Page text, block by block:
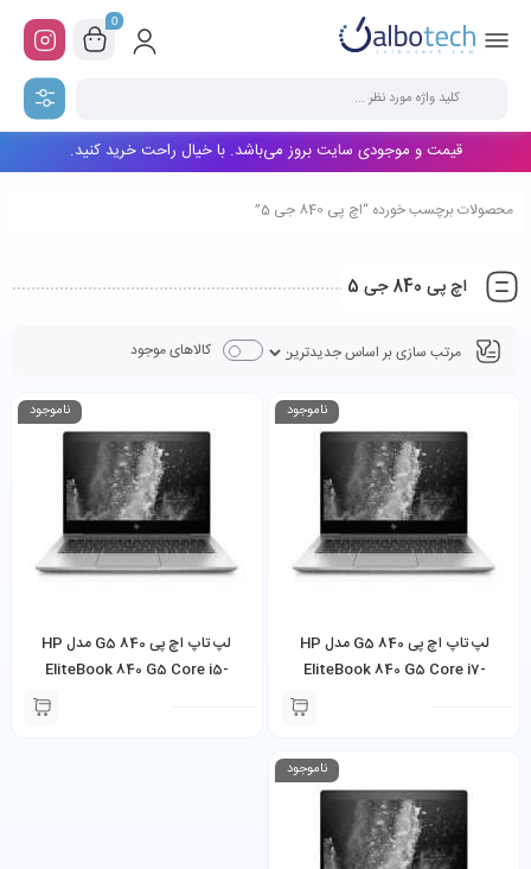
0
قیمت و موجودی سایت بروز می‌باشد. با خیال راحت خرید کنید.
محصولات برچسب خورده “اچ پی 840 جی 5”
اچ پی 840 جی 5
کالاهای موجود
ناموجود
لپ تاپ اچ پی 840 G5 مدل HP
EliteBook 840 G5 Core i7-
ناموجود
لپ تاپ اچ پی 840 G5 مدل HP
EliteBook 840 G5 Core i5-
ناموجود